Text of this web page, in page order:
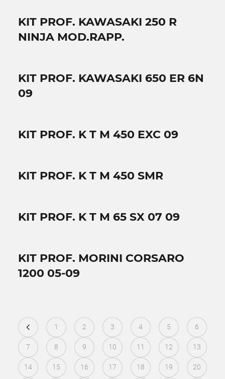
KIT PROF. KAWASAKI 250 R
NINJA MOD.RAPP.
KIT PROF. KAWASAKI 650 ER 6N
09
KIT PROF. K T M 450 EXC 09
KIT PROF. K T M 450 SMR
KIT PROF. K T M 65 SX 07 09
KIT PROF. MORINI CORSARO
1200 05-09
1 2 3 4 5 6
7 8 9 10 11 12 13
14 15 16 17 18 19 20